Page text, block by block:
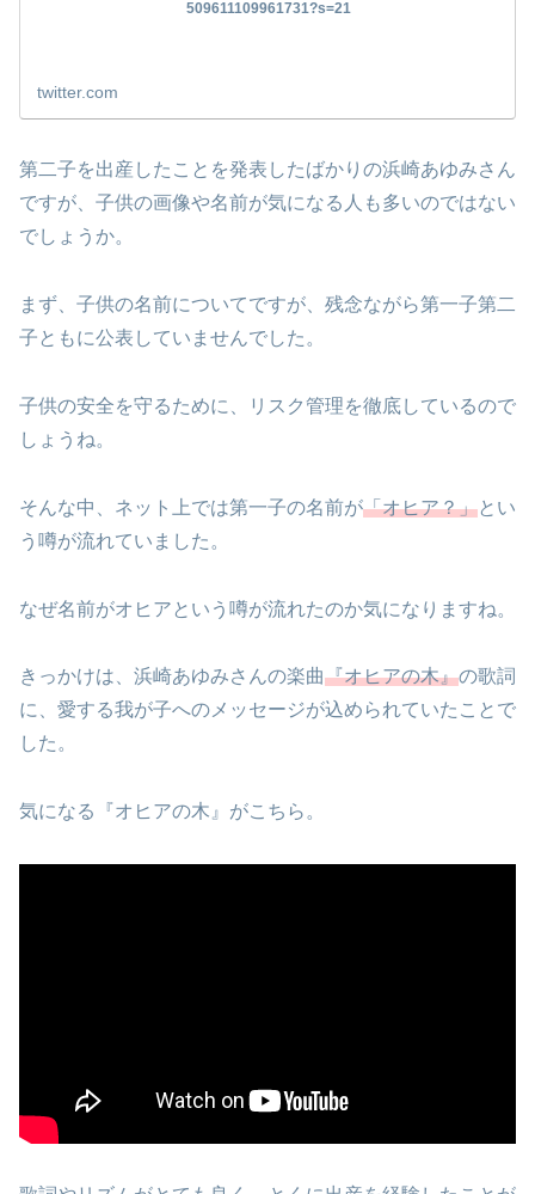
509611109961731?s=21
twitter.com
第二子を出産したことを発表したばかりの浜崎あゆみさん
ですが、子供の画像や名前が気になる人も多いのではない
でしょうか。
まず、子供の名前についてですが、残念ながら第一子第二
子ともに公表していませんでした。
子供の安全を守るために、リスク管理を徹底しているので
しょうね。
そんな中、ネット上では第一子の名前が「オヒア？」とい
う噂が流れていました。
なぜ名前がオヒアという噂が流れたのか気になりますね。
きっかけは、浜崎あゆみさんの楽曲『オヒアの木』の歌詞
に、愛する我が子へのメッセージが込められていたことで
した。
気になる『オヒアの木』がこちら。